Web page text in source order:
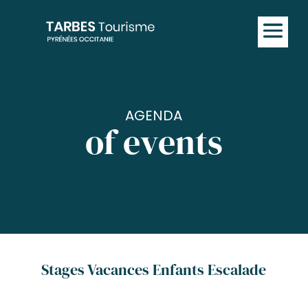
AGENDA
of events
Stages Vacances Enfants Escalade